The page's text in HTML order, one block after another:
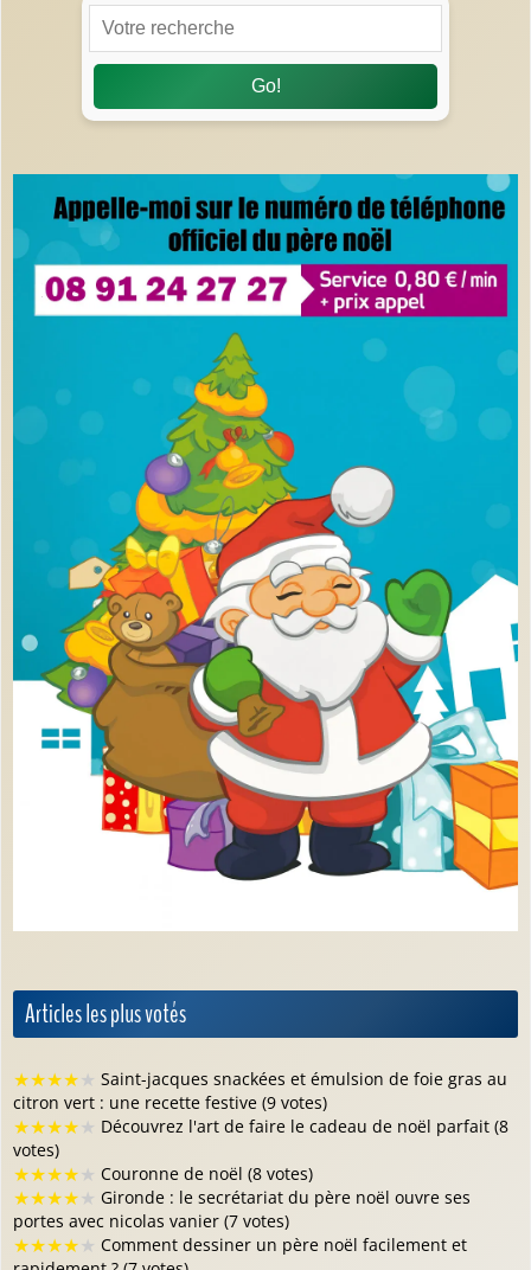
Go!
Articles les plus votés
★★★★★ Saint-jacques snackées et émulsion de foie gras au
citron vert : une recette festive (9 votes)
★★★★★ Découvrez l'art de faire le cadeau de noël parfait (8
votes)
★★★★★ Couronne de noël (8 votes)
★★★★★ Gironde : le secrétariat du père noël ouvre ses
portes avec nicolas vanier (7 votes)
★★★★★ Comment dessiner un père noël facilement et